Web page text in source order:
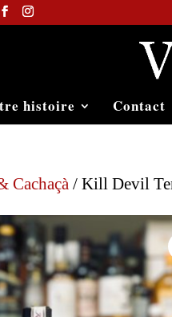
histoire Contact
Cachaçà / Kill Devil